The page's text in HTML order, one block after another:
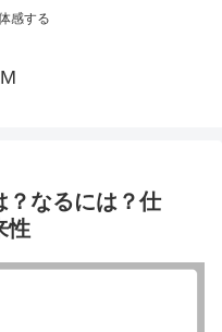
感する
？なるには？仕
性